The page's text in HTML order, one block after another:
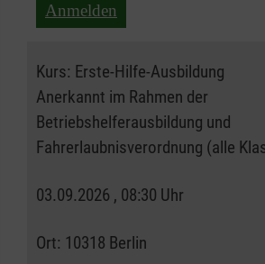
Anmelden
Kurs: Erste-Hilfe-Ausbildung
Anerkannt im Rahmen der
Betriebshelferausbildung und
Fahrerlaubnisverordnung (alle
03.09.2026 , 08:30 Uhr
Ort: 10318 Berlin